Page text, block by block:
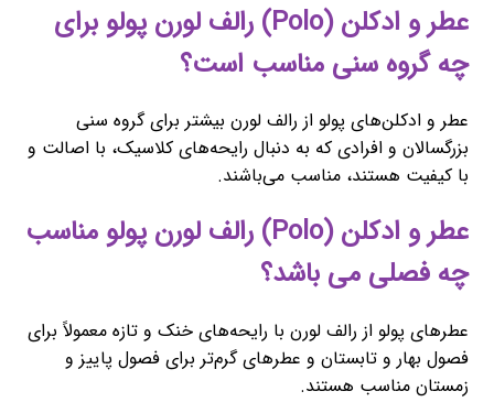
عطر و ادکلن (Polo) رالف لورن پولو برای
چه گروه سنی مناسب است؟
عطر و ادکلن‌های پولو از رالف لورن بیشتر برای گروه سنی
بزرگسالان و افرادی که به دنبال رایحه‌های کلاسیک، با اصالت و
با کیفیت هستند، مناسب می‌باشند.
عطر و ادکلن (Polo) رالف لورن پولو مناسب
چه فصلی می باشد؟
عطرهای پولو از رالف لورن با رایحه‌های خنک و تازه معمولاً برای
فصول بهار و تابستان و عطرهای گرم‌تر برای فصول پاییز و
زمستان مناسب هستند.